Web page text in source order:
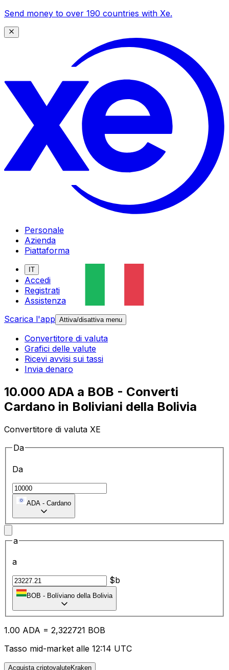
Send money to over 190 countries with Xe.
Personale
Azienda
Piattaforma
IT
Accedi
Registrati
Assistenza
Scarica l'app Attiva/disattiva menu
Convertitore di valuta
Grafici delle valute
Ricevi avvisi sui tassi
Invia denaro
10.000 ADA a BOB - Converti
Cardano in Boliviani della Bolivia
Convertitore di valuta XE
Da
Da
ADA - Cardano
a
a
$b
BOB - Bolíviano della Bolivia
1.00 ADA = 2,322721 BOB
Tasso mid-market alle 12:14 UTC
Acquista criptovaluteKraken